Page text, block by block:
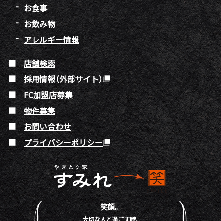
お食事
お飲み物
アレルギー情報
店舗検索
採用情報（外部サイト）
FC加盟店募集
物件募集
お問い合わせ
プライバシーポリシー
笑顔。
大切な人と過ごす時、